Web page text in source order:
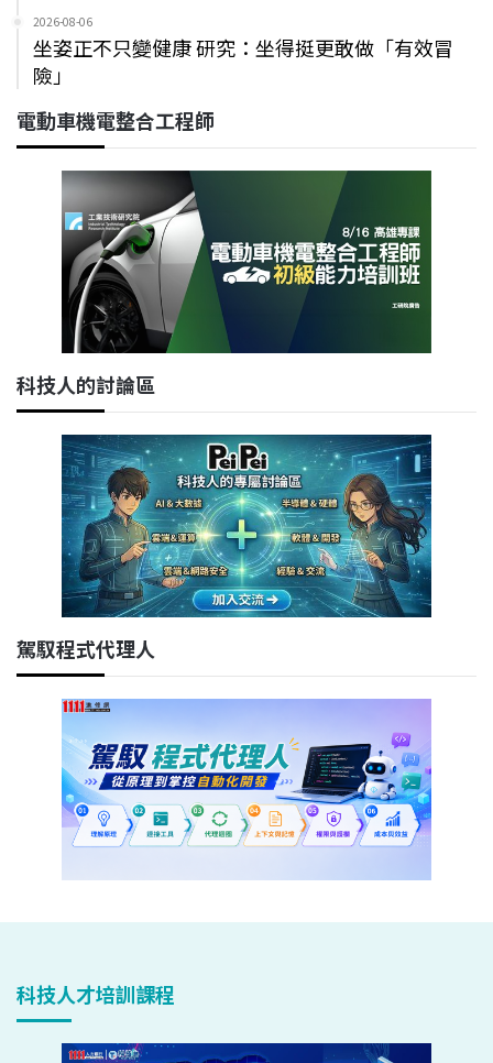
2026-08-06
坐姿正不只變健康 研究：坐得挺更敢做「有效冒
險」
電動車機電整合工程師
科技人的討論區
駕馭程式代理人
科技人才培訓課程